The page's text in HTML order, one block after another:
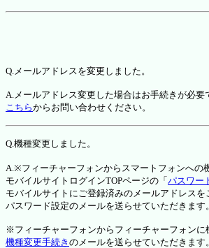
Q.メールアドレスを変更しました。
A.メールアドレス変更した場合はお手続きが必要
こちらからお問い合わせください。
Q.機種変更しました。
A.※フィーチャーフォンからスマートフォンへの
モバイルサイトログインTOPページの「 パスワー
モバイルサイトにご登録済みのメールアドレスを
パスワード設定のメールを送らせていただきます。
※フィーチャーフォンからフィーチャーフォンに
機種変更手続き のメールを送らせていただきます。